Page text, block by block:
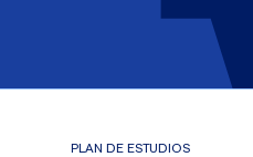
PLAN DE ESTUDIOS